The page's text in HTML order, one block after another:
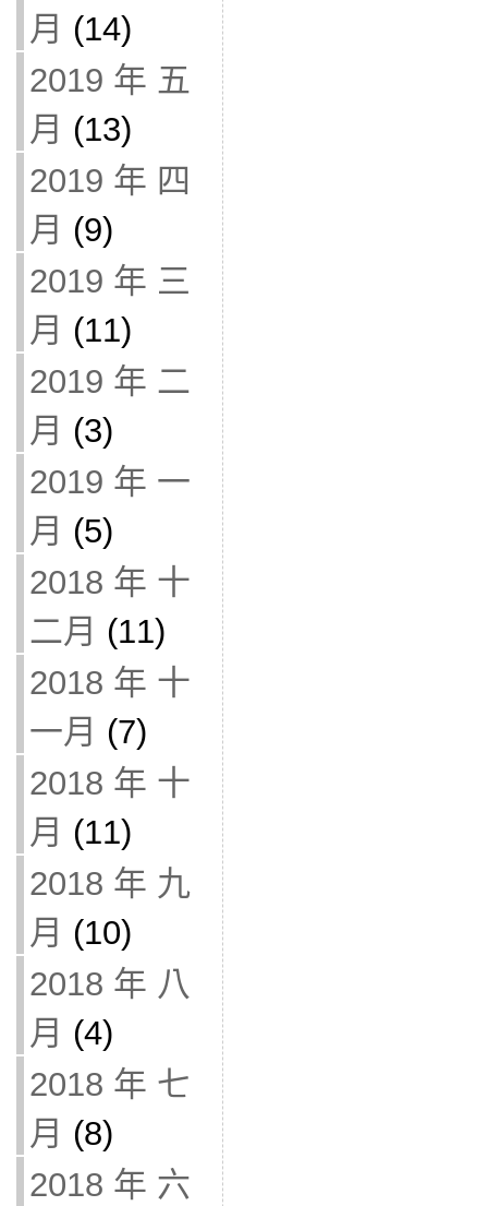
月 (14)
2019 年 五
月 (13)
2019 年 四
月 (9)
2019 年 三
月 (11)
2019 年 二
月 (3)
2019 年 一
月 (5)
2018 年 十
二月 (11)
2018 年 十
一月 (7)
2018 年 十
月 (11)
2018 年 九
月 (10)
2018 年 八
月 (4)
2018 年 七
月 (8)
2018 年 六